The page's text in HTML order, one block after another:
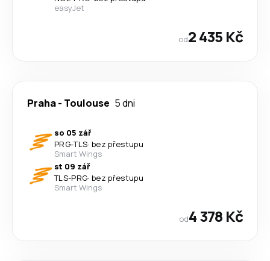
easyJet
od2 435 Kč
Praha- Toulouse 5 dni
so 05 zář
PRG-TLS· bez přestupu
Smart Wings
st 09 zář
TLS-PRG· bez přestupu
Smart Wings
od4 378 Kč